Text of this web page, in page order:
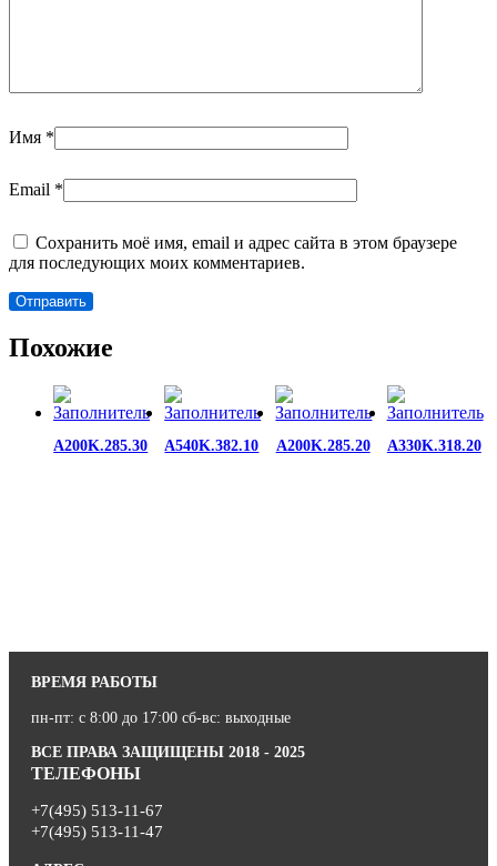
Имя *
Email *
Сохранить моё имя, email и адрес сайта в этом браузере
для последующих моих комментариев.
Похожие
A200K.285.30 A540K.382.10 A200K.285.20 A330K.318.20
ВРЕМЯ РАБОТЫ
пн-пт: с 8:00 до 17:00 сб-вс: выходные
ВСЕ ПРАВА ЗАЩИЩЕНЫ 2018 - 2025
ТЕЛЕФОНЫ
+7(495) 513-11-67
+7(495) 513-11-47